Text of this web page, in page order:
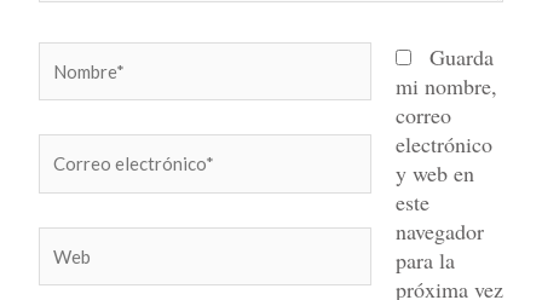
electrónico*
Guarda
mi nombre,
correo
electrónico
y web en
este
navegador
para la
próxima vez